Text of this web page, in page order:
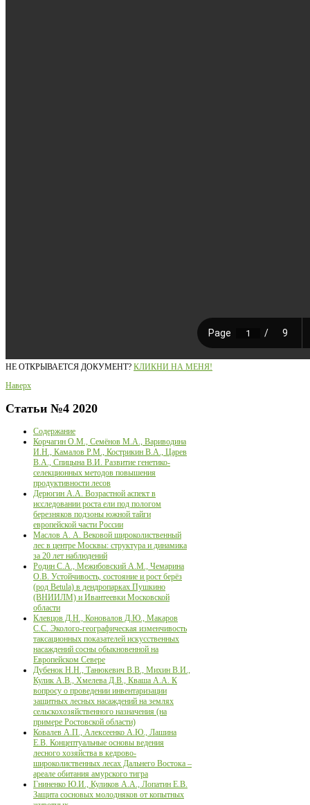
НЕ ОТКРЫВАЕТСЯ ДОКУМЕНТ? КЛИКНИ НА МЕНЯ!
Наверх
Статьи №4 2020
Содержание
Корчагин О.М., Семёнов М.А., Вариводина
И.Н., Камалов Р.М., Кострикин В.А., Царев
В.А., Спицына В.И. Развитие генетико-
селекционных методов повышения
продуктивности лесов
Дерюгин А.А. Возрастной аспект в
исследовании роста ели под пологом
березняков подзоны южной тайги
европейской части России
Маслов А. А. Вековой широколиственный
лес в центре Москвы: структура и динамика
за 20 лет наблюдений
Родин С.А., Межибовский А.М., Чемарина
О.В. Устойчивость, состояние и рост берёз
(род Betula) в дендропарках Пушкино
(ВНИИЛМ) и Ивантеевки Московской
области
Клевцов Д.Н., Коновалов Д.Ю., Макаров
С.С. Эколого-географическая изменчивость
таксационных показателей искусственных
насаждений сосны обыкновенной на
Европейском Севере
Дубенок Н.Н., Танюкевич В.В., Михин В.И.,
Кулик А.В., Хмелева Д.В., Кваша А.А. К
вопросу о проведении инвентаризации
защитных лесных насаждений на землях
сельскохозяйственного назначения (на
примере Ростовской области)
Ковалев А.П., Алексеенко А.Ю., Лашина
Е.В. Концептуальные основы ведения
лесного хозяйства в кедрово-
широколиственных лесах Дальнего Востока –
ареале обитания амурского тигра
Гниненко Ю.И., Куликов А.А., Лопатин Е.В.
Защита сосновых молодняков от копытных